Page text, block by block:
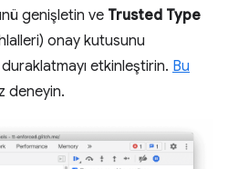
genişletin ve Trusted Type
onay kutusunu
etkinleştirin. Bu
deneyin.